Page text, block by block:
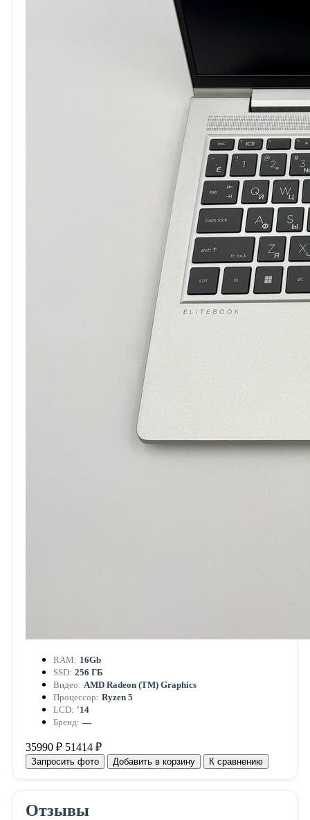
RAM: 16Gb
SSD: 256 ГБ
Видео: AMD Radeon (TM) Graphics
Процессор: Ryzen 5
LCD: '14
Бренд: —
35990 ₽ 51414 ₽
Запросить фото Добавить в корзину К сравнению
Отзывы